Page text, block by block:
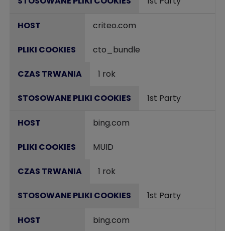
criteo.com
cto_bundle
1 rok
1st Party
bing.com
MUID
1 rok
1st Party
bing.com